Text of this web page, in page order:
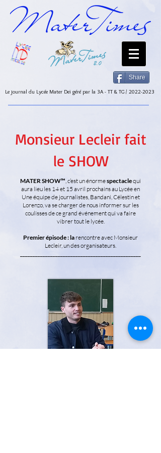
Share
Le journal du Lycée Mater Dei géré par la 3A - TT & TG / 2022-2023
Monsieur Lecleir fait
le SHOW
MATER SHOW™️, c’est un énormespectaclequi
aura lieu les 14 et 15 avril prochains au Lycée en
Une équipe de journalistes, Bandani, Célestin et
Lorenzo, va se charger de nous informer sur les
coulisses de ce grand événement qui va faire
vibrer tout le lycée.
Premier épisode : la rencontre avec Monsieur
Lecleir, un des organisateurs.